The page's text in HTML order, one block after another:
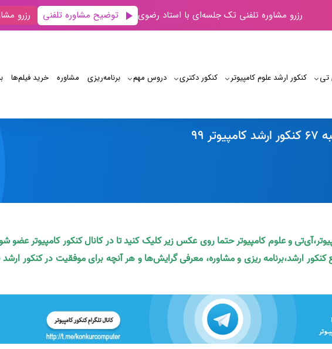
رزرو مشاوره تلفنی تک جلسه‌ای با استاد رضوی توضیح مشاوره تلفنی رزرو
تی کنکور ارشد علوم کامپیوتر کنکور دکتری دروس مهم برنامه‌‌ریزی مشاوره خرید فیلم‌ها
99
و علوم کامپیوتر حتما روی عکس زیر کلیک کنید تا در کانال کنکور کامپیوتر عضو
کنکور ارشد،برنامه ریزی و مشاوره، معرفی گرایش‌ها و هر آنچه برای موفقیت در کنکور ارشد